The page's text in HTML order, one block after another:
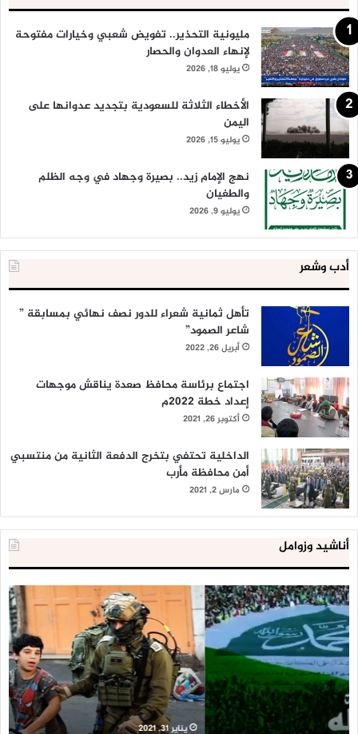
مليونية التحذير.. تفويض شعبي وخيارات مفتوحة
لإنهاء العدوان والحصار
يوليو 18, 2026
الأخطاء الثلاثة للسعودية بتجديد عدوانها على
اليمن
يوليو 15, 2026
نهج الإمام زيد.. بصيرة وجهاد في وجه الظلم
والطغيان
يوليو 9, 2026
أدب وشعر
تأهل ثمانية شعراء للدور نصف نهائي بمسابقة ”
شاعر الصمود”
أبريل 26, 2022
اجتماع برئاسة محافظ صعدة يناقش موجهات
إعداد خطة 2022م
أكتوبر 26, 2021
الداخلية تحتفي بتخرج الدفعة الثانية من منتسبي
أمن محافظة مأرب
مارس 2, 2021
أناشيد وزوامل
العدو
الإسرائيلي
اعتقل
543
طفلا
فلسطينيا
خلال
2020
يناير 31, 2021